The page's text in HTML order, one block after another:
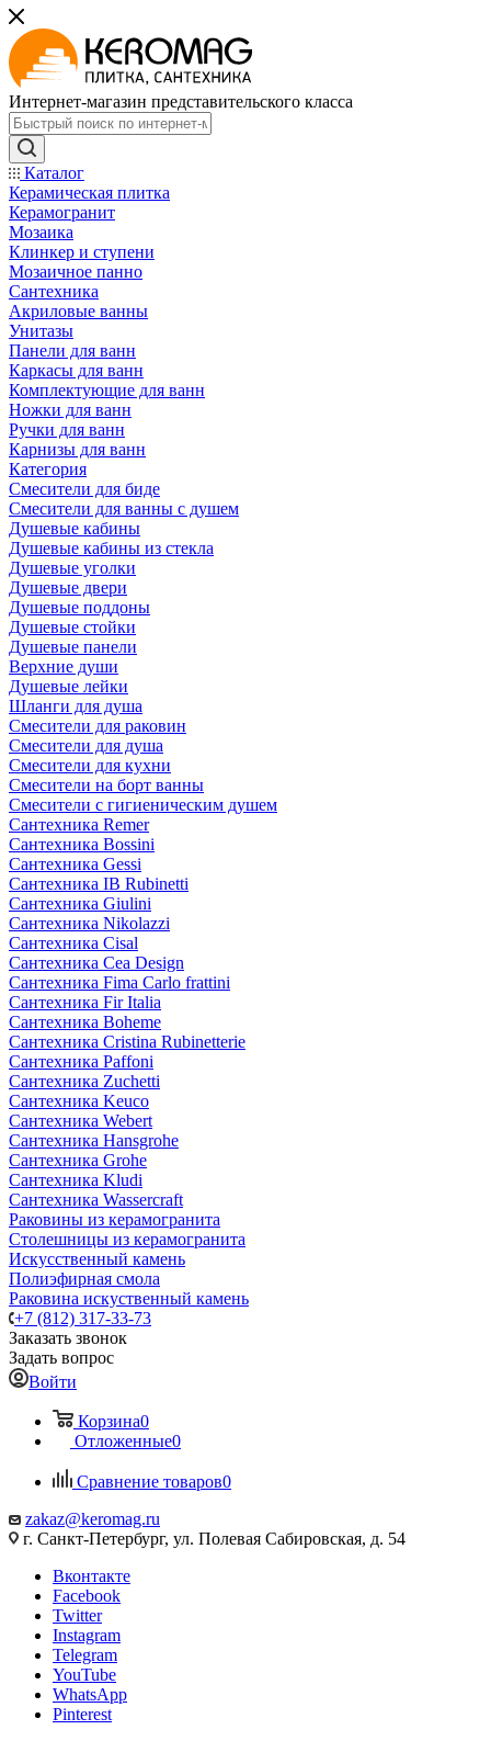
Интернет-магазин представительского класса
Каталог
Керамическая плитка
Керамогранит
Мозаика
Клинкер и ступени
Мозаичное панно
Сантехника
Акриловые ванны
Унитазы
Панели для ванн
Каркасы для ванн
Комплектующие для ванн
Ножки для ванн
Ручки для ванн
Карнизы для ванн
Категория
Смесители для биде
Смесители для ванны с душем
Душевые кабины
Душевые кабины из стекла
Душевые уголки
Душевые двери
Душевые поддоны
Душевые стойки
Душевые панели
Верхние души
Душевые лейки
Шланги для душа
Смесители для раковин
Смесители для душа
Смесители для кухни
Смесители на борт ванны
Смесители с гигиеническим душем
Сантехника Remer
Сантехника Bossini
Сантехника Gessi
Сантехника IB Rubinetti
Сантехника Giulini
Сантехника Nikolazzi
Сантехника Cisal
Сантехника Cea Design
Сантехника Fima Carlo frattini
Сантехника Fir Italia
Сантехника Boheme
Сантехника Cristina Rubinetterie
Сантехника Paffoni
Сантехника Zuchetti
Сантехника Keuco
Сантехника Webert
Сантехника Hansgrohe
Сантехника Grohe
Сантехника Kludi
Сантехника Wassercraft
Раковины из керамогранита
Столешницы из керамогранита
Искусственный камень
Полиэфирная смола
Раковина искуственный камень
+7 (812) 317-33-73
Заказать звонок
Задать вопрос
Войти
Корзина0
Отложенные0
Сравнение товаров0
zakaz@keromag.ru
г. Санкт-Петербург, ул. Полевая Сабировская, д. 54
Вконтакте
Facebook
Twitter
Instagram
Telegram
YouTube
WhatsApp
Pinterest